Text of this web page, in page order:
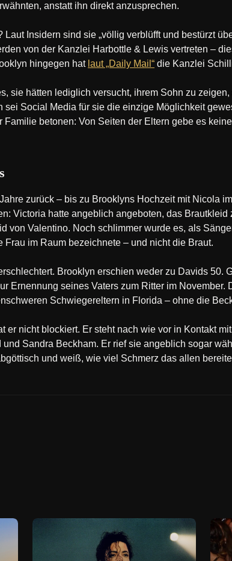
anstatt ihn direkt anzusprechen.
Insidern sind sie „völlig verblüfft und bestürzt
von der Kanzlei Harbottle & Lewis vertreten –
hingegen hat laut „Daily Mail“ die Kanzlei
sie hätten lediglich versucht, ihrem Sohn zu
sei Social Media für sie die einzige Möglichkeit
betonen: Von Seiten der Eltern gebe es
zurück – bis zu Brooklyns Hochzeit mit Nicola
Victoria hatte angeblich angeboten, das Brautkleid
von Valentino. Noch schlimmer wurde es, als
im Raum bezeichnete – und nicht die Braut.
Brooklyn erschien weder zu Davids 50.
Ernennung seines Vaters zum Ritter im November.
Schwiegereltern in Florida – ohne die
er nicht blockiert. Er steht nach wie vor in Kontakt
und Sandra Beckham. Er rief sie angeblich sogar
und weiß, wie viel Schmerz das allen